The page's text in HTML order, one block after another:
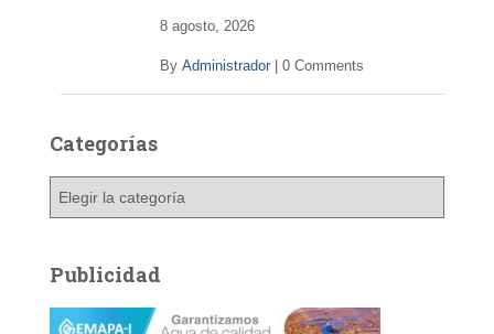
8 agosto, 2026
By Administrador 0 Comments
Categorías
g
o
Publicidad